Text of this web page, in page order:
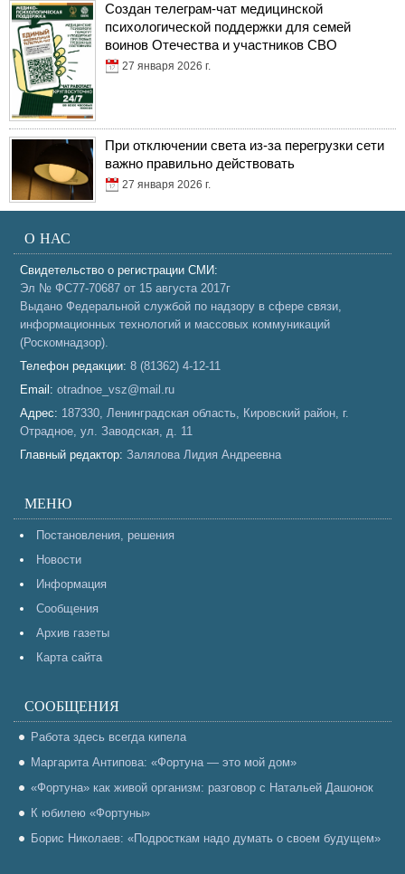
Создан телеграм-чат медицинской
психологической поддержки для семей
воинов Отечества и участников СВО
27 января 2026 г.
При отключении света из-за перегрузки сети
важно правильно действовать
27 января 2026 г.
О НАС
Свидетельство о регистрации СМИ:
Эл № ФС77-70687 от 15 августа 2017г
Выдано Федеральной службой по надзору в сфере связи,
информационных технологий и массовых коммуникаций
(Роскомнадзор).
Телефон редакции: 8 (81362) 4-12-11
Email: otradnoe_vsz@mail.ru
Адрес: 187330, Ленинградская область, Кировский район, г.
Отрадное, ул. Заводская, д. 11
Главный редактор: Залялова Лидия Андреевна
МЕНЮ
Постановления, решения
Новости
Информация
Сообщения
Архив газеты
Карта сайта
СООБЩЕНИЯ
Работа здесь всегда кипела
Маргарита Антипова: «Фортуна — это мой дом»
«Фортуна» как живой организм: разговор с Натальей Дашонок
К юбилею «Фортуны»
Борис Николаев: «Подросткам надо думать о своем будущем»